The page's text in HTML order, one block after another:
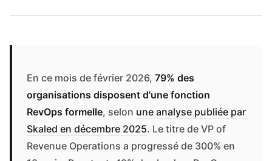
En ce mois de février 2026, 79% des
organisations disposent d'une fonction
RevOps formelle, selon une analyse publiée par
Skaled en décembre 2025. Le titre de VP of
Revenue Operations a progressé de 300% en